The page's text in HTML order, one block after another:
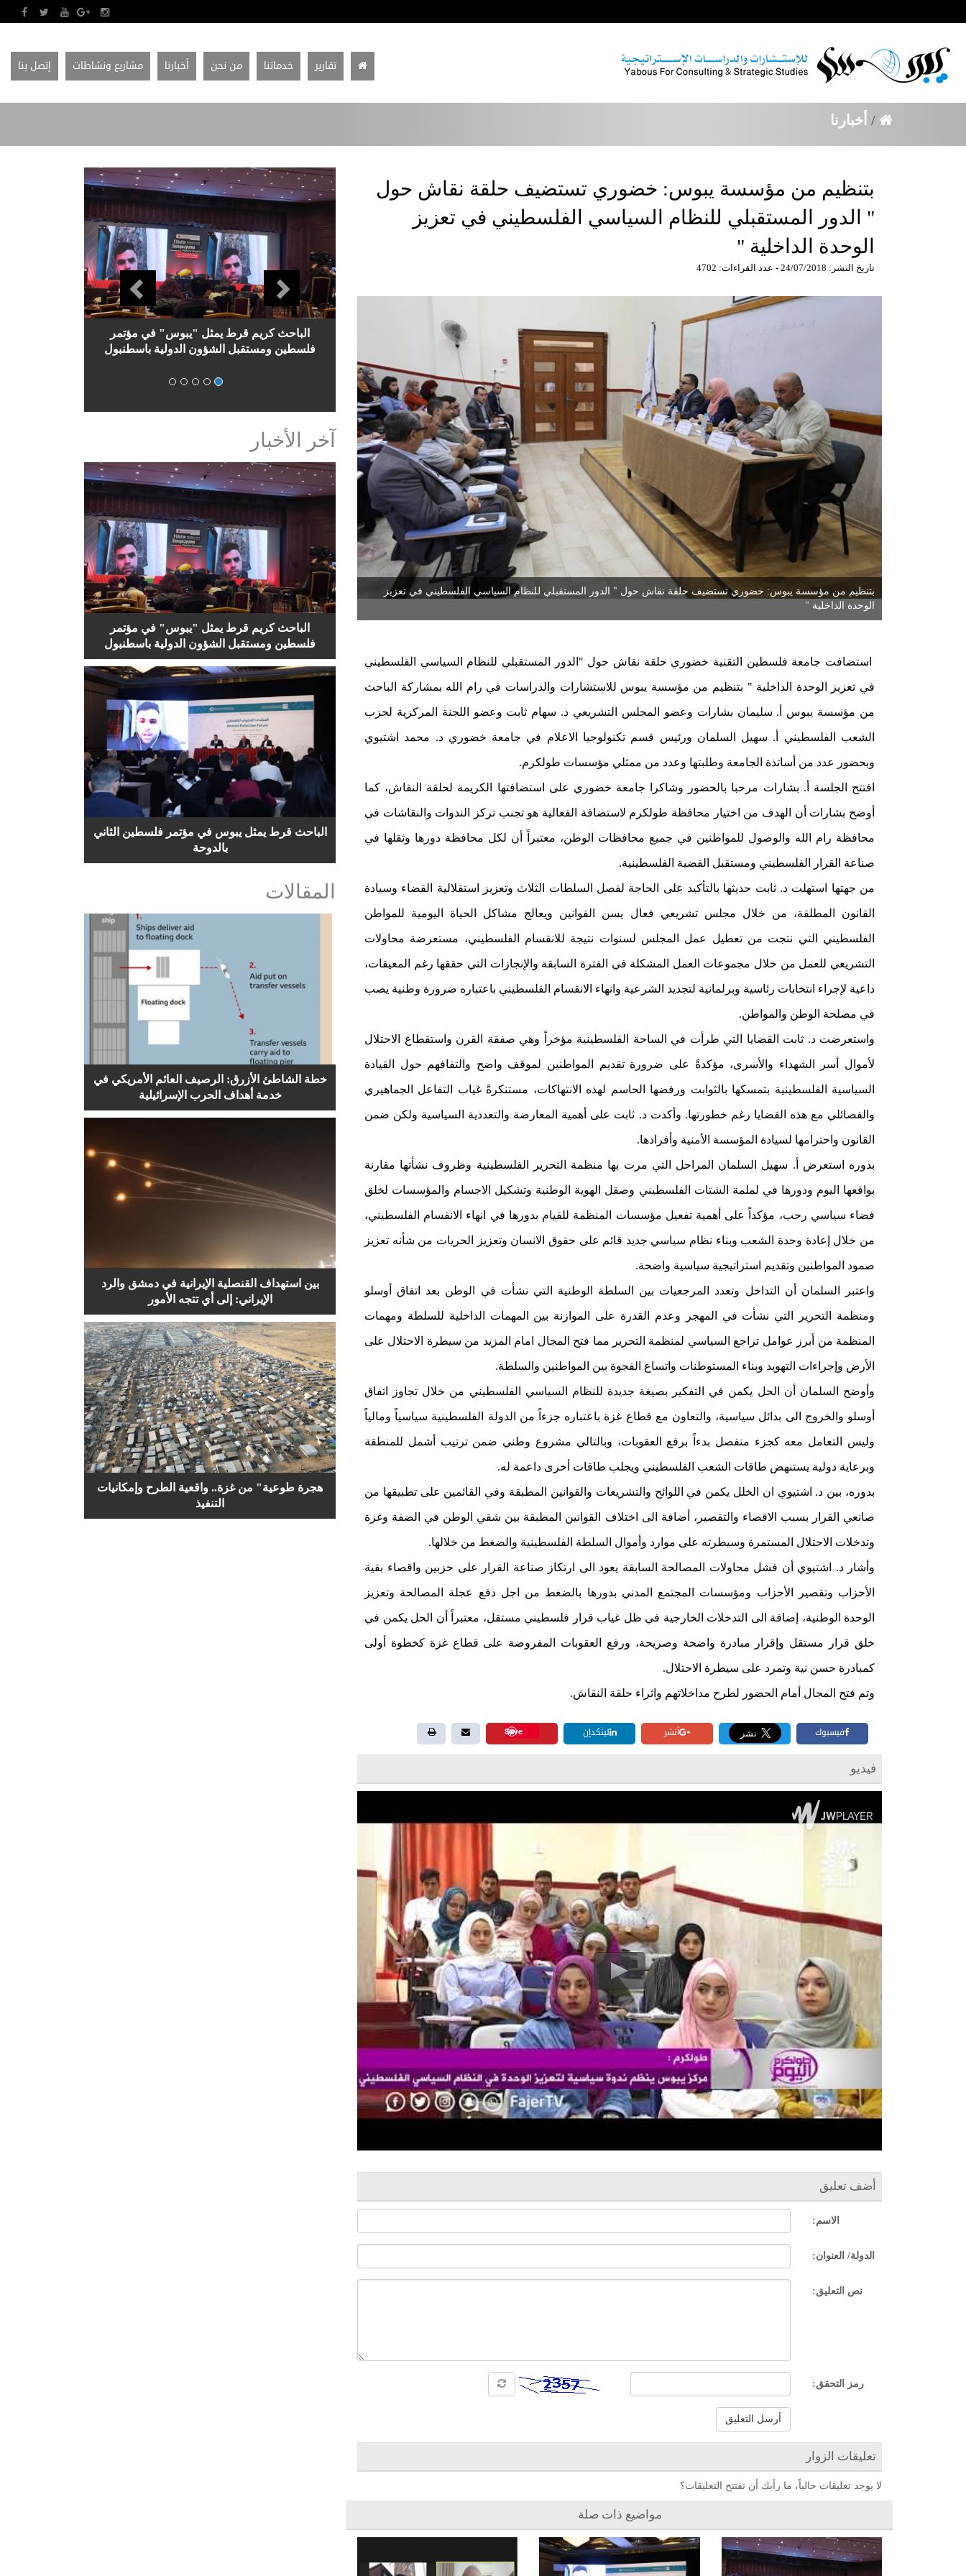
تقارير خدماتنا من نحن أخبارنا مشاريع ونشاطات إتصل بنا
/ أخبارنا
بتنظيم من مؤسسة يبوس: خضوري تستضيف حلقة نقاش حول
" الدور المستقبلي للنظام السياسي الفلسطيني في تعزيز
الوحدة الداخلية "
تاريخ النشر: 24/07/2018 - عدد القراءات: 4702
بتنظيم من مؤسسة يبوس: خضوري تستضيف حلقة نقاش حول " الدور المستقبلي للنظام السياسي الفلسطيني في تعزيز
الوحدة الداخلية "
استضافت جامعة فلسطين التقنية خضوري حلقة نقاش حول "الدور المستقبلي للنظام السياسي الفلسطيني
في تعزيز الوحدة الداخلية " بتنظيم من مؤسسة يبوس للاستشارات والدراسات في رام الله بمشاركة الباحث
من مؤسسة يبوس أ. سليمان بشارات وعضو المجلس التشريعي د. سهام ثابت وعضو اللجنة المركزية لحزب
الشعب الفلسطيني أ. سهيل السلمان ورئيس قسم تكنولوجيا الاعلام في جامعة خضوري د. محمد اشتيوي
وبحضور عدد من أساتذة الجامعة وطلبتها وعدد من ممثلي مؤسسات طولكرم.
افتتح الجلسة أ. بشارات مرحبا بالحضور وشاكرا جامعة خضوري على استضافتها الكريمة لحلقة النقاش، كما
أوضح بشارات أن الهدف من اختيار محافظة طولكرم لاستضافة الفعالية هو تجنب تركز الندوات والنقاشات في
محافظة رام الله والوصول للمواطنين في جميع محافظات الوطن، معتبراً أن لكل محافظة دورها وثقلها في
صناعة القرار الفلسطيني ومستقبل القضية الفلسطينية.
من جهتها استهلت د. ثابت حديثها بالتأكيد على الحاجة لفصل السلطات الثلاث وتعزيز استقلالية القضاء وسيادة
القانون المطلقة، من خلال مجلس تشريعي فعال يسن القوانين ويعالج مشاكل الحياة اليومية للمواطن
الفلسطيني التي نتجت من تعطيل عمل المجلس لسنوات نتيجة للانقسام الفلسطيني، مستعرضة محاولات
التشريعي للعمل من خلال مجموعات العمل المشكلة في الفترة السابقة والإنجازات التي حققها رغم المعيقات،
داعية لإجراء انتخابات رئاسية وبرلمانية لتجديد الشرعية وانهاء الانقسام الفلسطيني باعتباره ضرورة وطنية يصب
في مصلحة الوطن والمواطن.
واستعرضت د. ثابت القضايا التي طرأت في الساحة الفلسطينية مؤخراً وهي صفقة القرن واستقطاع الاحتلال
لأموال أسر الشهداء والأسرى، مؤكدةً على ضرورة تقديم المواطنين لموقف واضح والتفافهم حول القيادة
السياسية الفلسطينية بتمسكها بالثوابت ورفضها الحاسم لهذه الانتهاكات، مستنكرةً غياب التفاعل الجماهيري
والفصائلي مع هذه القضايا رغم خطورتها. وأكدت د. ثابت على أهمية المعارضة والتعددية السياسية ولكن ضمن
القانون واحترامها لسيادة المؤسسة الأمنية وأفرادها.
بدوره استعرض أ. سهيل السلمان المراحل التي مرت بها منظمة التحرير الفلسطينية وظروف نشأتها مقارنة
بواقعها اليوم ودورها في لملمة الشتات الفلسطيني وصقل الهوية الوطنية وتشكيل الاجسام والمؤسسات لخلق
فضاء سياسي رحب، مؤكداً على أهمية تفعيل مؤسسات المنظمة للقيام بدورها في انهاء الانقسام الفلسطيني،
من خلال إعادة وحدة الشعب وبناء نظام سياسي جديد قائم على حقوق الانسان وتعزيز الحريات من شأنه تعزيز
صمود المواطنين وتقديم استراتيجية سياسية واضحة.
واعتبر السلمان أن التداخل وتعدد المرجعيات بين السلطة الوطنية التي نشأت في الوطن بعد اتفاق أوسلو
ومنظمة التحرير التي نشأت في المهجر وعدم القدرة على الموازنة بين المهمات الداخلية للسلطة ومهمات
المنظمة من أبرز عوامل تراجع السياسي لمنظمة التحرير مما فتح المجال امام المزيد من سيطرة الاحتلال على
الأرض وإجراءات التهويد وبناء المستوطنات واتساع الفجوة بين المواطنين والسلطة.
وأوضح السلمان أن الحل يكمن في التفكير بصيغة جديدة للنظام السياسي الفلسطيني من خلال تجاوز اتفاق
أوسلو والخروج الى بدائل سياسية، والتعاون مع قطاع غزة باعتباره جزءاً من الدولة الفلسطينية سياسياً ومالياً
وليس التعامل معه كجزء منفصل بدءاً برفع العقوبات، وبالتالي مشروع وطني ضمن ترتيب أشمل للمنطقة
وبرعاية دولية يستنهض طاقات الشعب الفلسطيني ويجلب طاقات أخرى داعمة له.
بدوره، بين د. اشتيوي ان الخلل يكمن في اللوائح والتشريعات والقوانين المطبقة وفي القائمين على تطبيقها من
صانعي القرار بسبب الاقصاء والتقصير، أضافة الى اختلاف القوانين المطبقة بين شقي الوطن في الضفة وغزة
وتدخلات الاحتلال المستمرة وسيطرته على موارد وأموال السلطة الفلسطينية والضغط من خلالها.
وأشار د. اشتيوي أن فشل محاولات المصالحة السابقة يعود الى ارتكاز صناعة القرار على حزبين واقصاء بقية
الأحزاب وتقصير الأحزاب ومؤسسات المجتمع المدني بدورها بالضغط من اجل دفع عجلة المصالحة وتعزيز
الوحدة الوطنية، إضافة الى التدخلات الخارجية في ظل غياب قرار فلسطيني مستقل، معتبراً أن الحل يكمن في
خلق قرار مستقل وإقرار مبادرة واضحة وصريحة، ورفع العقوبات المفروضة على قطاع غزة كخطوة أولى
كمبادرة حسن نية وتمرد على سيطرة الاحتلال.
وتم فتح المجال أمام الحضور لطرح مداخلاتهم واثراء حلقة النقاش.
فيسبوك أنشر لينكدإن Save
فيديو
أضف تعليق
الاسم:
الدولة/ العنوان:
نص التعليق:
رمز التحقق:
أرسل التعليق
تعليقات الزوار
لا يوجد تعليقات حالياً، ما رأيك أن تفتتح التعليقات؟
مواضيع ذات صلة
الباحث قرط يمثل يبوس في مؤتمر فلسطين الثاني
بالدوحة
Previous Next
آخر الأخبار
الباحث كريم قرط يمثل "يبوس" في مؤتمر
فلسطين ومستقبل الشؤون الدولية باسطنبول
الباحث قرط يمثل يبوس في مؤتمر فلسطين الثاني
بالدوحة
المقالات
خطة الشاطئ الأزرق: الرصيف العائم الأمريكي في
خدمة أهداف الحرب الإسرائيلية
بين استهداف القنصلية الإيرانية في دمشق والرد
الإيراني: إلى أي تتجه الأمور
هجرة طوعية" من غزة.. واقعية الطرح وإمكانيات
التنفيذ